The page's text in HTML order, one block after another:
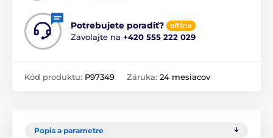
Potrebujete poradiť? offline
Zavolajte na +420 555 222 029
Kód produktu: P97349 Záruka: 24 mesiacov
Popis a parametre